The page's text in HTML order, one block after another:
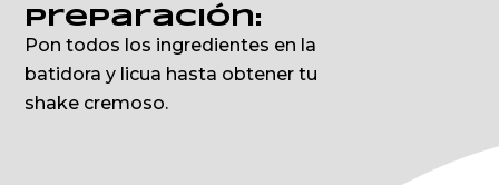
Preparación:
Pon todos los ingredientes en la
batidora y licua hasta obtener tu
shake cremoso.